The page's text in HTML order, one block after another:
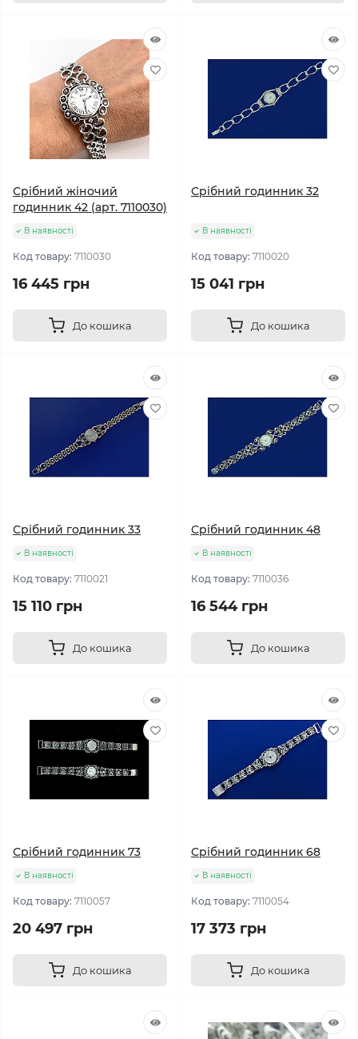
Срібний жіночий
годинник 42 (арт. 7110030)
В наявності
Код товару: 7110030
16 445 грн
До кошика
Срібний годинник 32
В наявності
Код товару: 7110020
15 041 грн
До кошика
Срібний годинник 33
В наявності
Код товару: 7110021
15 110 грн
До кошика
Срібний годинник 48
В наявності
Код товару: 7110036
16 544 грн
До кошика
Срібний годинник 73
В наявності
Код товару: 7110057
20 497 грн
До кошика
Срібний годинник 68
В наявності
Код товару: 7110054
17 373 грн
До кошика